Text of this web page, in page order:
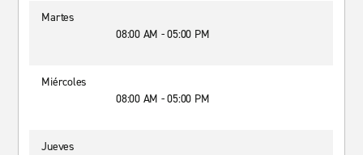
Martes
08:00 AM - 05:00 PM
Miércoles
08:00 AM - 05:00 PM
Jueves